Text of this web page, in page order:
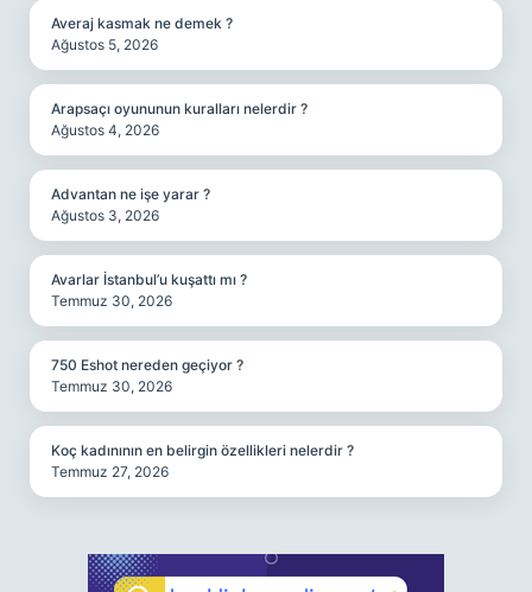
Averaj kasmak ne demek ?
Ağustos 5, 2026
Arapsaçı oyununun kuralları nelerdir ?
Ağustos 4, 2026
Advantan ne işe yarar ?
Ağustos 3, 2026
Avarlar İstanbul’u kuşattı mı ?
Temmuz 30, 2026
750 Eshot nereden geçiyor ?
Temmuz 30, 2026
Koç kadınının en belirgin özellikleri nelerdir ?
Temmuz 27, 2026